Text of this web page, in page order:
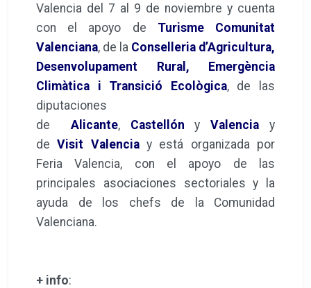
Valencia del 7 al 9 de noviembre y cuenta
con el apoyo de Turisme Comunitat
Valenciana, de la Conselleria d’Agricultura,
Desenvolupament Rural, Emergència
Climàtica i Transició Ecològica, de las
diputaciones
de Alicante, Castellón yValencia y
de Visit Valencia y está organizada por
Feria Valencia, con el apoyo de las
principales asociaciones sectoriales y la
ayuda de los chefs de la Comunidad
Valenciana.
+ info: